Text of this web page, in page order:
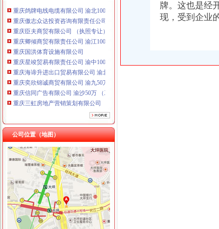
重庆傲志众达投资咨询有限责任公司 渝九1000万 （增资）
重庆臣夫商贸有限公司 （执照专让）
重庆卿倾商贸有限责任公司 渝江100万 （工商注册）
重庆国洪体育设施有限公司
重庆星竣贸易有限责任公司 渝中100万 （进出口权）
重庆海谛升进出口贸易有限公司 渝北100万 （进出口权）
重庆奕欣锦诚商贸有限公司 渝九50万 （工商注册）
重庆信同广告有限公司 渝沙50万 （工商注册）
重庆三虹房地产营销策划有限公司
重庆宝鹰汽车销售有限公司
重庆鸽牌电线电缆有限公司 渝北10010万 (进出口权)
重庆傲志众达投资咨询有限责任公司 渝九1000万 （增资）
重庆臣夫商贸有限公司 （执照专让）
重庆卿倾商贸有限责任公司 渝江100万 （工商注册）
重庆国洪体育设施有限公司
重庆星竣贸易有限责任公司 渝中100万 （进出口权）
重庆海谛升进出口贸易有限公司 渝北100万 （进出口权）
重庆奕欣锦诚商贸有限公司 渝九50万 （工商注册）
重庆信同广告有限公司 渝沙50万 （工商注册）
重庆三虹房地产营销策划有限公司
重庆宝鹰汽车销售有限公司
公司位置（地图）
工商动态
纪检组长王兴华到城口开展调研
丰都局怎么注册一般纳税人三措并举切实推进转型时期信息调研工作
李晞朦副局一般纳税人公司条件长参加九龙坡区驰名著名商标表彰会
梁平局消委六项措施推进“黄金周”一般纳税人认定标准维权工作
江津局代办一般纳税人四个坚持狠抓机关作风建设
荣昌局怎么注册一般纳税人突出重点认真开展农机护农专项理行动
牌。这也是经
现，受到企业